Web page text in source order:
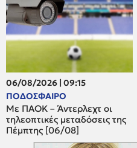
06/08/2026 | 09:15
ΠΟΔΟΣΦΑΙΡΟ
Με ΠΑΟΚ – Άντερλεχτ οι
τηλεοπτικές μεταδόσεις της
Πέμπτης [06/08]